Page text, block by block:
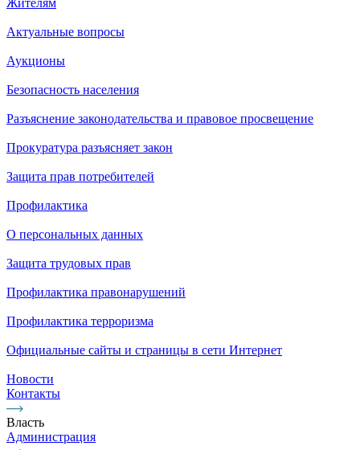
Жителям
Актуальные вопросы
Аукционы
Безопасность населения
Разъяснение законодательства и правовое просвещение
Прокуратура разъясняет закон
Защита прав потребителей
Профилактика
О персональных данных
Защита трудовых прав
Профилактика правонарушений
Профилактика терроризма
Официальные сайты и страницы в сети Интернет
Новости
Контакты
Власть
Администрация